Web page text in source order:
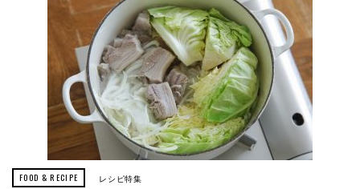
FOOD & RECIPE レシピ特集